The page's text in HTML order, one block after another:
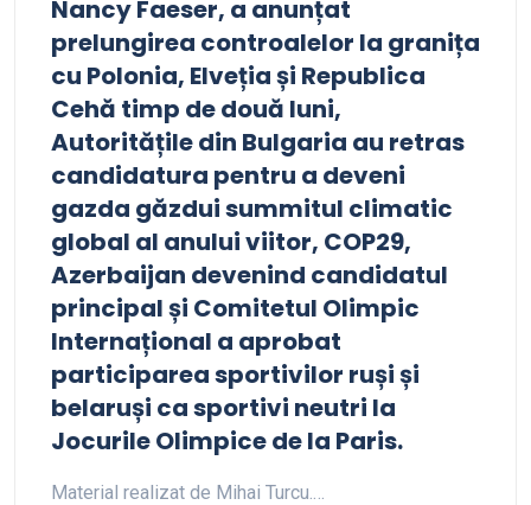
Nancy Faeser, a anunțat
prelungirea controalelor la granița
cu Polonia, Elveția și Republica
Cehă timp de două luni,
Autoritățile din Bulgaria au retras
candidatura pentru a deveni
gazda găzdui summitul climatic
global al anului viitor, COP29,
Azerbaijan devenind candidatul
principal și Comitetul Olimpic
Internațional a aprobat
participarea sportivilor ruși și
belaruși ca sportivi neutri la
Jocurile Olimpice de la Paris.
Material realizat de Mihai Turcu.…